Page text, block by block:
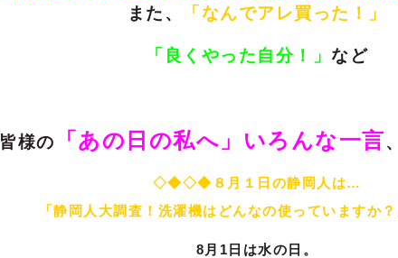
また、
「なんでアレ買った！」
「良くやった自分！」 など
皆様の 「あの日の私へ」いろんな一言
◇◆◇◆８月１日の静岡人は…
「静岡人大調査！洗濯機はどんなの使っていますか？
8月1日は水の日。